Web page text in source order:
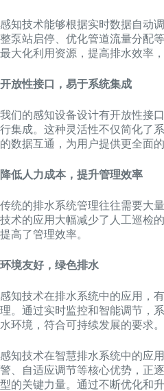
感知技术能够根据实时数据自动
整泵站启停、优化管道流量分配
最大化利用资源，提高排水效率
开放性接口，易于系统集成
我们的感知设备设计有开放性接
行集成。这种灵活性不仅简化了
的数据互通，为用户提供更全面
降低人力成本，提升管理效率
传统的排水系统管理往往需要大
技术的应用大幅减少了人工巡检
提高了管理效率。
环境友好，绿色排水
感知技术在排水系统中的应用，
理。通过实时监控和智能调节，
水环境，符合可持续发展的要求。
感知技术在智慧排水系统中的应
警、自适应调节等核心优势，正
型的关键力量。通过不断优化和